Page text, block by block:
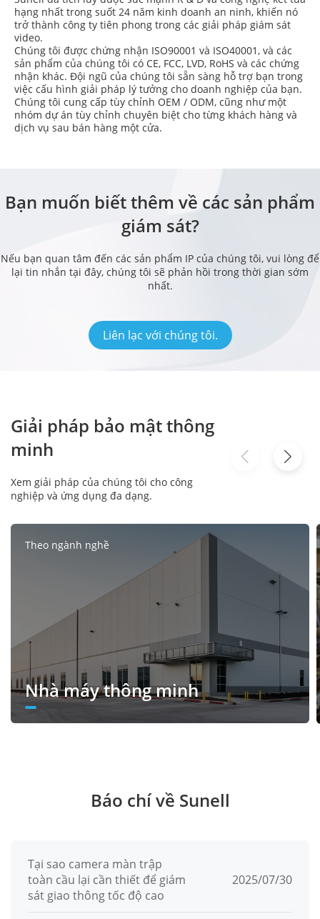
hạng nhất trong suốt 24 năm kinh doanh an ninh, khiến nó
trở thành công ty tiên phong trong các giải pháp giám sát
video.
Chúng tôi được chứng nhận ISO90001 và ISO40001, và các
sản phẩm của chúng tôi có CE, FCC, LVD, RoHS và các chứng
nhận khác. Đội ngũ của chúng tôi sẵn sàng hỗ trợ bạn trong
việc cấu hình giải pháp lý tưởng cho doanh nghiệp của bạn.
Chúng tôi cung cấp tùy chỉnh OEM / ODM, cũng như một
nhóm dự án tùy chỉnh chuyên biệt cho từng khách hàng và
dịch vụ sau bán hàng một cửa.
Bạn muốn biết thêm về các sản phẩm
giám sát?
Nếu bạn quan tâm đến các sản phẩm IP của chúng tôi, vui lòng để
lại tin nhắn tại đây, chúng tôi sẽ phản hồi trong thời gian sớm
nhất.
Liên lạc với chúng tôi.
Giải pháp bảo mật thông
minh
Xem giải pháp của chúng tôi cho công
nghiệp và ứng dụng đa dạng.
Theo ngành nghề
Nhà máy thông minh
Báo chí về Sunell
Tại sao camera màn trập
toàn cầu lại cần thiết để giám
sát giao thông tốc độ cao
2025/07/30